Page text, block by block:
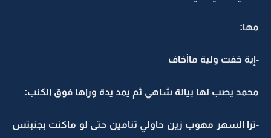
مها:
-إية خفت ولية ماأخاف
محمد يصب لها بيالة شاهي ثم يمد يدة وراها فوق الكنب:
-ترا السهر مهوب زين حاولي تنامين حتى لو ماكنت بجنبتس